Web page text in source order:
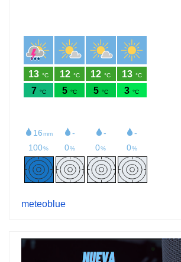
meteoblue